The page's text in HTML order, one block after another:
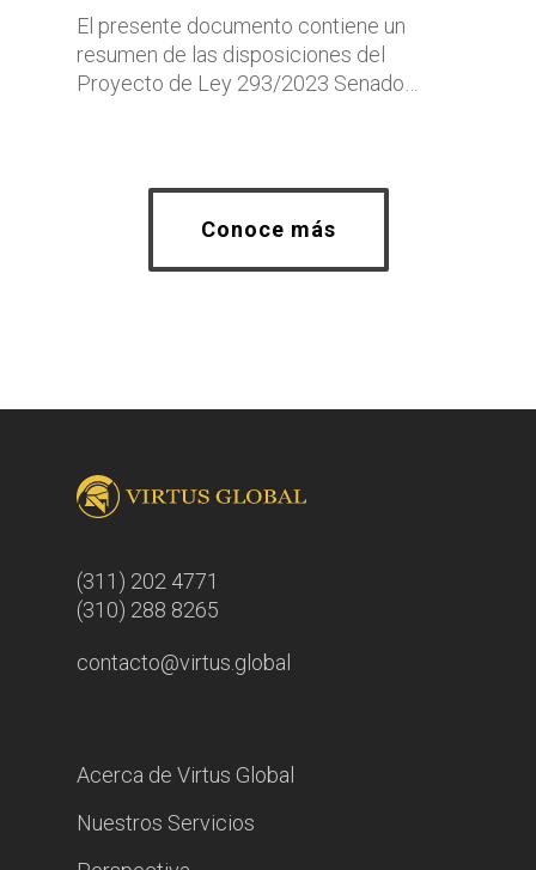
El presente documento contiene un
resumen de las disposiciones del
Proyecto de Ley 293/2023 Senado…
Conoce más
(311) 202 4771
(310) 288 8265
contacto@virtus.global
Acerca de Virtus Global
Nuestros Servicios